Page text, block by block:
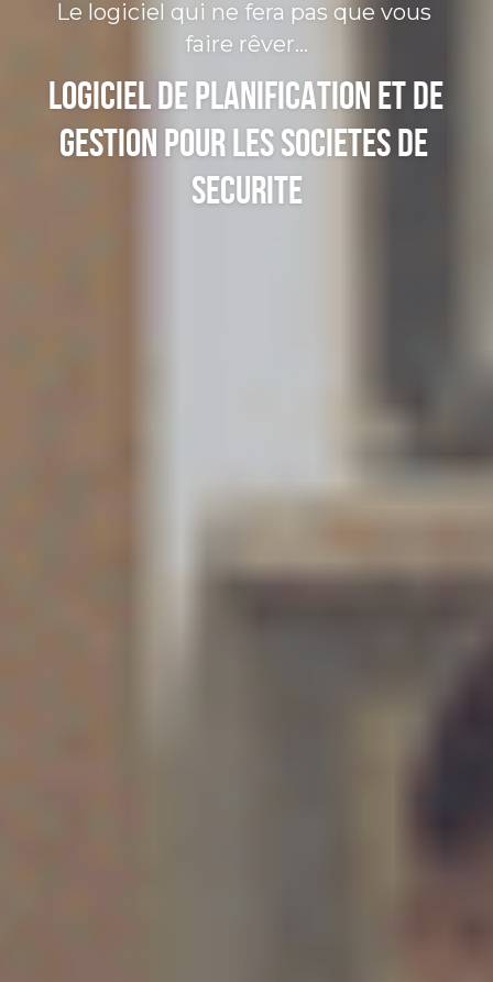
Le logiciel qui ne fera pas que vous
faire rêver...
LOGICIEL DE PLANIFICATION ET DE
GESTION POUR LES SOCIETES DE
SECURITE